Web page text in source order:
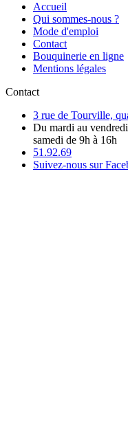
Accueil
Qui sommes-nous ?
Mode d'emploi
Contact
Bouquinerie en ligne
Mentions légales
Contact
3 rue de Tourville,
Du mardi au
samedi de 9h à 16h
51.92.69
Suivez-nous sur